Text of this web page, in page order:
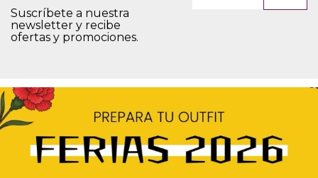
Suscríbete a nuestra
newsletter y recibe
ofertas y promociones.